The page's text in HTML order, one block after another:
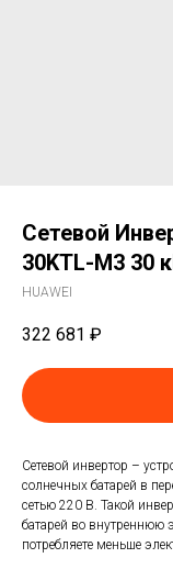
Сетевой
30KTL-M3 30
HUAWEI
322 681 ₽
Сетевой инвертор –
солнечных батарей в
сетью 220 В. Такой
батарей во внутреннюю
потребляете меньше